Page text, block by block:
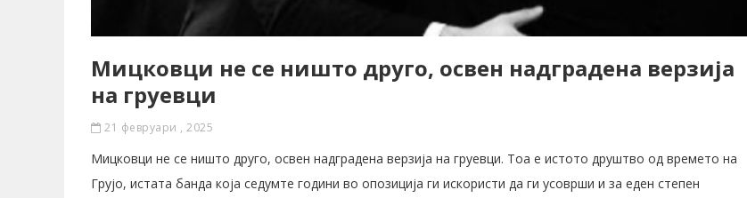
Мицковци не се ништо друго, освен надградена верзија
на груевци
21 февруари , 2025
Мицковци не се ништо друго, освен надградена верзија на груевци. Тоа е истото друштво од времето на
Грујо, истата банда која седумте години во опозиција ги искористи да ги усоврши и за еден степен